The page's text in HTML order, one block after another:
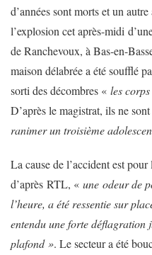
d’années sont morts et un
l’explosion cet après-midi
de Ranchevoux, à Bas-en-
maison délabrée a été soufflé
sorti des décombres « les
D’après le magistrat, ils ne
ranimer un troisième
La cause de l’accident est
d’après RTL, « une odeur de
l’heure, a été ressentie sur
entendu une forte déflagration
plafond ». Le secteur a été